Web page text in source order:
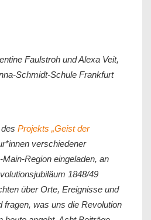
Faulstroh und Alexa Veit,
Schmidt-Schule Frankfurt
Projekts „Geist der
verschiedener
Region eingeladen, an
1848/49
über Orte, Ereignisse und
fragen, was uns die Revolution